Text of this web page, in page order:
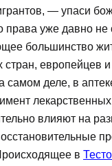
— упаси
права уже давно не
большинство
европейцев и
самом деле, в
лекарственных
влияют на
в